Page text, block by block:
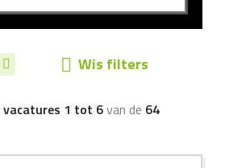
Wis filters
vacatures 1 tot 6van de 64